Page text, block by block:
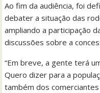
Ao fim da audiência, foi
debater a situação das
ampliando a participação
discussões sobre a
“Em breve, a gente terá
Quero dizer para a
também dos